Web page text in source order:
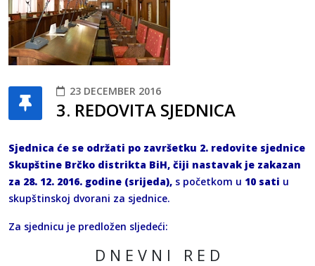
23 DECEMBER 2016
3. REDOVITA SJEDNICA
Sjednica će se održati po završetku 2. redovite sjednice
Skupštine Brčko distrikta BiH, čiji nastavak je zakazan
za 28. 12. 2016. godine (srijeda), s početkom u 10 sati u
skupštinskoj dvorani za sjednice.
Za sjednicu je predložen sljedeći:
D N E V N I R E D